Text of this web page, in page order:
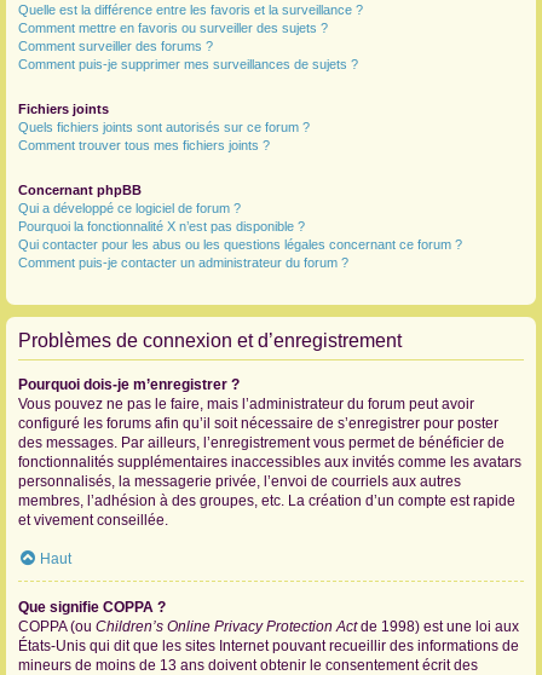
Quelle est la différence entre les favoris et la surveillance ?
Comment mettre en favoris ou surveiller des sujets ?
Comment surveiller des forums ?
Comment puis-je supprimer mes surveillances de sujets ?
Fichiers joints
Quels fichiers joints sont autorisés sur ce forum ?
Comment trouver tous mes fichiers joints ?
Concernant phpBB
Qui a développé ce logiciel de forum ?
Pourquoi la fonctionnalité X n’est pas disponible ?
Qui contacter pour les abus ou les questions légales concernant ce forum ?
Comment puis-je contacter un administrateur du forum ?
Problèmes de connexion et d’enregistrement
Pourquoi dois-je m’enregistrer ?
Vous pouvez ne pas le faire, mais l’administrateur du forum peut avoir
configuré les forums afin qu’il soit nécessaire de s’enregistrer pour poster
des messages. Par ailleurs, l’enregistrement vous permet de bénéficier de
fonctionnalités supplémentaires inaccessibles aux invités comme les avatars
personnalisés, la messagerie privée, l’envoi de courriels aux autres
membres, l’adhésion à des groupes, etc. La création d’un compte est rapide
et vivement conseillée.
Haut
Que signifie COPPA ?
COPPA (ou Children’s Online Privacy Protection Actde 1998) est une loi aux
États-Unis qui dit que les sites Internet pouvant recueillir des informations de
mineurs de moins de 13 ans doivent obtenir le consentement écrit des